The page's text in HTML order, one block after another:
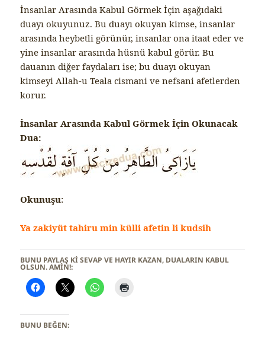
İnsanlar Arasında Kabul Görmek İçin aşağıdaki
duayı okuyunuz. Bu duayı okuyan kimse, insanlar
arasında heybetli görünür, insanlar ona itaat eder ve
yine insanlar arasında hüsnü kabul görür. Bu
dauanın diğer faydaları ise; bu duayı okuyan
kimseyi Allah-u Teala cismani ve nefsani afetlerden
korur.
İnsanlar Arasında Kabul Görmek İçin Okunacak
Dua:
Okunuşu:
Ya zakiyüt tahiru min külli afetin li kudsih
BUNU PAYLAŞ KI SEVAP VE HAYIR KAZAN, DUALARIN KABUL
OLSUN. AMİN!:
BUNU BEĞEN: